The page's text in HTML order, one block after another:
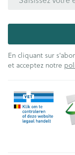
En cliquant sur
et acceptez notre